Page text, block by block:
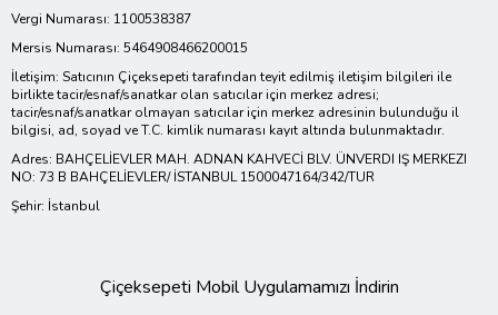
Vergi Numarası: 1100538387
Mersis Numarası: 5464908466200015
İletişim: Satıcının Çiçeksepeti tarafından teyit edilmiş iletişim bilgileri ile
birlikte tacir/esnaf/sanatkar olan satıcılar için merkez adresi;
tacir/esnaf/sanatkar olmayan satıcılar için merkez adresinin bulunduğu il
bilgisi, ad, soyad ve T.C. kimlik numarası kayıt altında bulunmaktadır.
Adres: BAHÇELİEVLER MAH. ADNAN KAHVECİ BLV. ÜNVERDI IŞ MERKEZI
NO: 73 B BAHÇELİEVLER/ İSTANBUL 1500047164/342/TUR
Şehir: İstanbul
Çiçeksepeti Mobil Uygulamamızı İndirin